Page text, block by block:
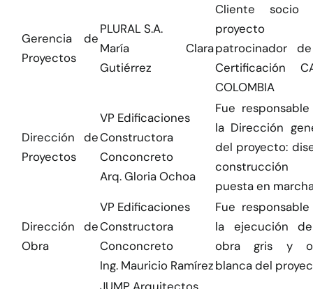
Gerencia de
Proyectos
PLURAL S.A.
María Clara
Gutiérrez
Cliente socio
patrocinador
Certificación
COLOMBIA
Dirección de
Proyectos
VP Edificaciones
Constructora
Conconcreto
Arq. Gloria Ochoa
Fue
la Dirección
del proyecto:
puesta en
Dirección de
Obra
VP Edificaciones
Constructora
Conconcreto
Ing. Mauricio Ramírez
Fue
la ejecución
obra gris y
blanca del